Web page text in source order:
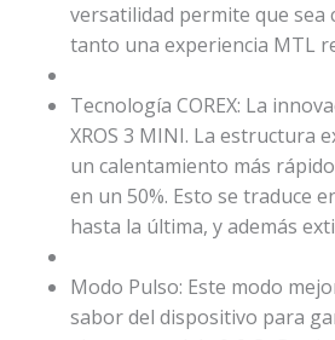
versatilidad permite que sea
tanto una experiencia MTL
Tecnología COREX: La
XROS 3 MINI. La estructura
un calentamiento más
en un 50%. Esto se traduce
hasta la última, y además
Modo Pulso: Este modo
sabor del dispositivo para